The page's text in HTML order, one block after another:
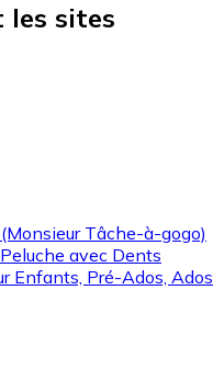
les sites
Tâche-à-gogo)
avec Dents
Enfants, Pré-Ados, Ados